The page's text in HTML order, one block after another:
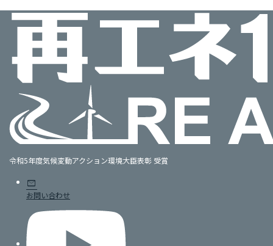
令和5年度気候変動アクション環境大臣表彰 受賞
mail
お問い合わせ